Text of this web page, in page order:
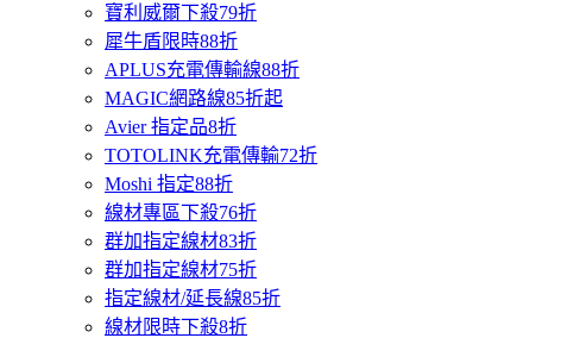
寶利威爾下殺79折
犀牛盾限時88折
APLUS充電傳輸線88折
MAGIC網路線85折起
Avier 指定品8折
TOTOLINK充電傳輸72折
Moshi 指定88折
線材專區下殺76折
群加指定線材83折
群加指定線材75折
指定線材/延長線85折
線材限時下殺8折